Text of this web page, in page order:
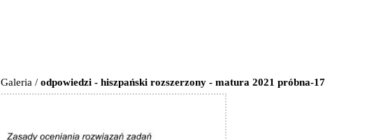
Galeria / odpowiedzi - hiszpański rozszerzony - matura 2021 próbna-17